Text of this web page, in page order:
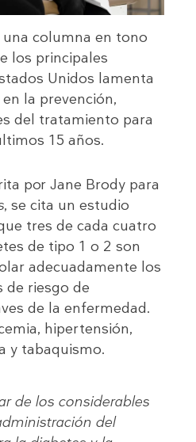
columna en tono
los principales
Unidos lamenta
la prevención,
del tratamiento para
15 años.
por Jane Brody para
, se cita un estudio
tres de cada cuatro
de tipo 1 o 2 son
adecuadamente los
de riesgo de
de la enfermedad.
hipertensión,
y tabaquismo.
de los considerables
del